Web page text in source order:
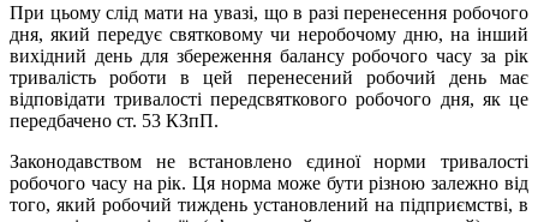
При цьому слід мати на увазі, що в разі перенесення робочого
дня, який передує святковому чи неробочому дню, на інший
вихідний день для збереження балансу робочого часу за рік
тривалість роботи в цей перенесений робочий день має
відповідати тривалості передсвяткового робочого дня, як це
передбачено ст. 53 КЗпП.
Законодавством не встановлено єдиної норми тривалості
робочого часу на рік. Ця норма може бути різною залежно від
того, який робочий тиждень установлений на підприємстві, в